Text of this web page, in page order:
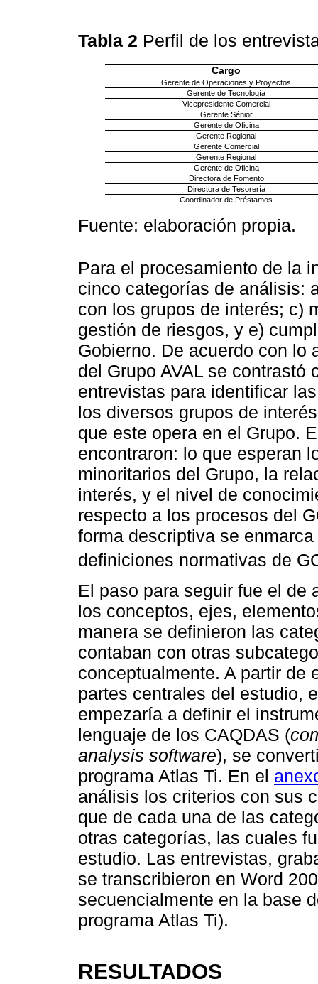
Tabla 2 Perfil de los
Cargo
Gerente de Operaciones y Proyectos
Gerente de Tecnología
Vicepresidente Comercial
Gerente Sénior
Gerente de Oficina
Gerente Regional
Gerente Comercial
Gerente Regional
Gerente de Oficina
Directora de Fomento
Directora de Tesorería
Coordinador de Préstamos
Fuente: elaboración propia.
Para el procesamiento de la
cinco categorías de análisis:
con los grupos de interés; c)
gestión de riesgos, y e)
Gobierno. De acuerdo con lo
del Grupo AVAL se
entrevistas para identificar
los diversos grupos de
que este opera en el Grupo.
encontraron: lo que esperan
minoritarios del Grupo, la
interés, y el nivel de
respecto a los procesos del
forma descriptiva se
definiciones normativas de
El paso para seguir fue el de
los conceptos, ejes,
manera se definieron las
contaban con otras
conceptualmente. A partir de
partes centrales del estudio,
empezaría a definir el
lenguaje de los CAQDAS (
analysis software), se
programa Atlas Ti. En el
análisis los criterios con sus
que de cada una de las
otras categorías, las cuales
estudio. Las entrevistas,
se transcribieron en Word
secuencialmente en la base
programa Atlas Ti).
RESULTADOS